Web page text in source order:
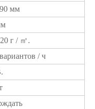
мм
г / ㎡.
/ ч